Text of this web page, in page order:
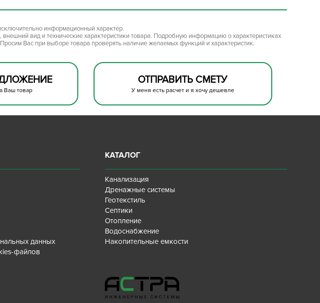
информационный характер.
вид и технические характеристики товара. Подробную информацию о характеристиках
Вас при выборе товара проверять наличие желаемых функций и характеристик.
Ваш товар
ОТПРАВИТЬ СМЕТУ
У меня есть расчет и я хочу дешевле
данных
файлов
КАТАЛОГ
Канализация
Дренажные системы
Геотекстиль
Септики
Отопление
Водоснабжение
Накопительные емкости